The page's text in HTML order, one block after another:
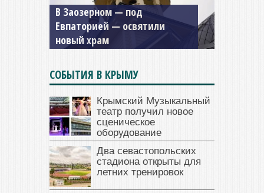
Мужской монастырь Косьмы
и Дамиана в Крыму вновь
открыт для посещения
СОБЫТИЯ В КРЫМУ
Крымский Музыкальный
театр получил новое
сценическое
оборудование
Два севастопольских
стадиона открыты для
летних тренировок